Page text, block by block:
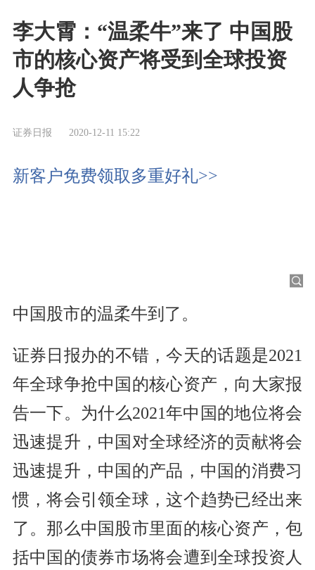
李大霄：“温柔牛”来了 中国股
市的核心资产将受到全球投资
人争抢
证券日报 2020-12-11 15:22
新客户免费领取多重好礼>>
中国股市的温柔牛到了。
证券日报办的不错，今天的话题是2021
年全球争抢中国的核心资产，向大家报
告一下。为什么2021年中国的地位将会
迅速提升，中国对全球经济的贡献将会
迅速提升，中国的产品，中国的消费习
惯，将会引领全球，这个趋势已经出来
了。那么中国股市里面的核心资产，包
括中国的债券市场将会遭到全球投资人